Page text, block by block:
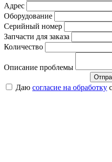
Адрес
Оборудование
Серийный номер
Запчасти для заказа
Количество
Описание проблемы
Даю согласие на обработку